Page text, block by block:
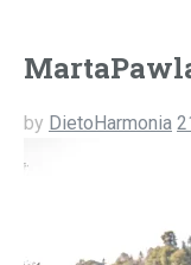
by DietoHarmonia